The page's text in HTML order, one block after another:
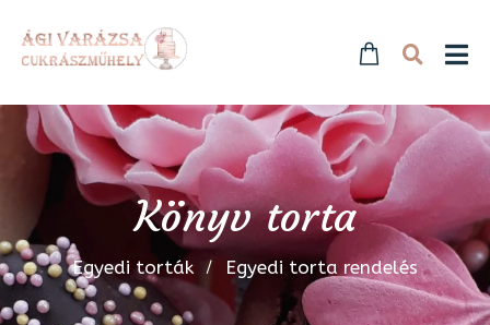
Könyv torta
Egyedi torták Egyedi torta rendelés